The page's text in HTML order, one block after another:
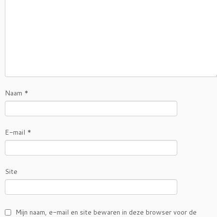
Naam *
E-mail *
Site
Mijn naam, e-mail en site bewaren in deze browser voor de